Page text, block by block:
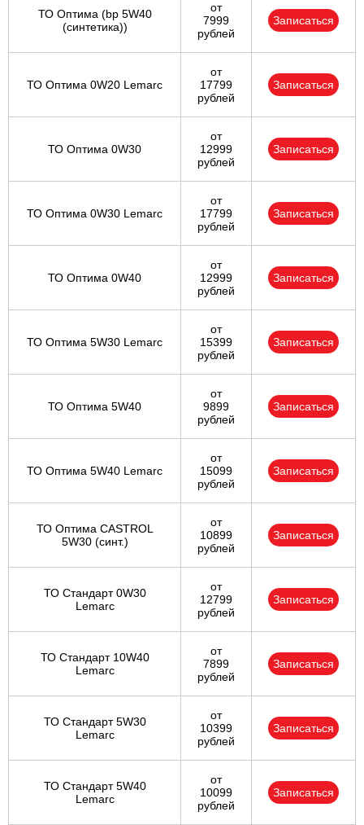
ТО Оптима (bp 5W40
(синтетика))
от
7999
рублей
Записаться
ТО Оптима 0W20 Lemarc
от
17799
рублей
Записаться
ТО Оптима 0W30
от
12999
рублей
Записаться
ТО Оптима 0W30 Lemarc
от
17799
рублей
Записаться
ТО Оптима 0W40
от
12999
рублей
Записаться
ТО Оптима 5W30 Lemarc
от
15399
рублей
Записаться
ТО Оптима 5W40
от
9899
рублей
Записаться
ТО Оптима 5W40 Lemarc
от
15099
рублей
Записаться
ТО Оптима CASTROL
5W30 (синт.)
от
10899
рублей
Записаться
ТО Стандарт 0W30
Lemarc
от
12799
рублей
Записаться
ТО Стандарт 10W40
Lemarc
от
7899
рублей
Записаться
ТО Стандарт 5W30
Lemarc
от
10399
рублей
Записаться
ТО Стандарт 5W40
Lemarc
от
10099
рублей
Записаться